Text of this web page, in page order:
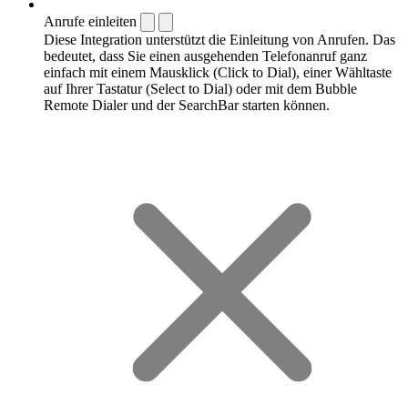
Anrufe einleiten
Diese Integration unterstützt die Einleitung von Anrufen. Das
bedeutet, dass Sie einen ausgehenden Telefonanruf ganz
einfach mit einem Mausklick (Click to Dial), einer Wähltaste
auf Ihrer Tastatur (Select to Dial) oder mit dem Bubble
Remote Dialer und der SearchBar starten können.